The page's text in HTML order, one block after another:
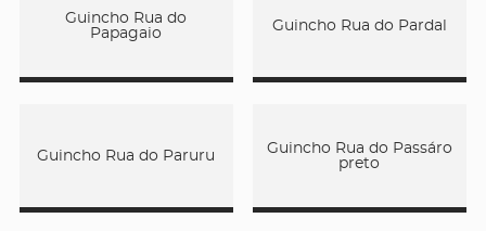
Guincho Rua do
Papagaio
Guincho Rua do Pardal
Guincho Rua do Paruru
Guincho Rua do Passáro
preto